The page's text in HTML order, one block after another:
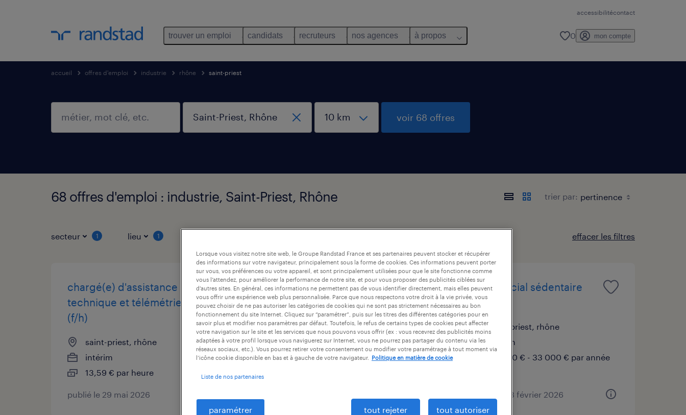
accessibilitécontact
trouver un emploi candidats recruteurs nos agences à propos 0 mon compte
accueil offres d'emploi industrie rhône saint-priest
voir 68 offres
68 offres d'emploi : industrie, Saint-Priest, Rhône trier par:
secteur 1 lieu 1 effacer les filtres
chargé(e) d'assistance
technique et télémétrie
(f/h)
saint-priest, rhône
intérim
13,59 € par heure
publié le 29 mai 2026
sableur (industrie médical)
h/f
saint-priest, rhône
intérim
13,00 € par heure
commercial sédentaire
(f/h)
saint-priest, rhône
intérim
30 000 € - 33 000 € par année
publié le 23 février 2026
Lorsque vous visitez notre site web, le Groupe Randstad France et ses partenaires peuvent stocker et récupérer
des informations sur votre navigateur, principalement sous la forme de cookies. Ces informations peuvent porter
sur vous, vos préférences ou votre appareil, et sont principalement utilisées pour que le site fonctionne comme
vous l’attendez, pour améliorer la performance de notre site, et pour vous proposer des publicités ciblées sur
d’autres sites. En général, ces informations ne permettent pas de vous identifier directement, mais elles peuvent
vous offrir une expérience web plus personnalisée. Parce que nous respectons votre droit à la vie privée, vous
pouvez choisir de ne pas autoriser les catégories de cookies qui ne sont pas strictement nécessaires au bon
fonctionnement du site Internet. Cliquez sur “paramétrer”, puis sur les titres des différentes catégories pour en
savoir plus et modifier nos paramètres par défaut. Toutefois, le refus de certains types de cookies peut affecter
votre navigation sur le site et les services que nous pouvons vous offrir (ex : vous recevrez des publicités moins
adaptées à votre profil lorsque vous naviguerez sur Internet, vous ne pourrez pas partager du contenu via les
réseaux sociaux, etc.). Vous pourrez retirer votre consentement ou modifier votre paramétrage à tout moment via
l’icône cookie disponible en bas et à gauche de votre navigateur.
Politique en matière de cookie
Liste de nos partenaires
paramétrer tout rejeter tout autoriser